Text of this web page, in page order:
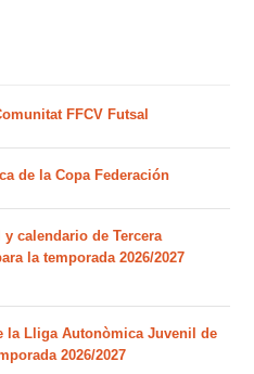
FFCV Futsal
de la Copa Federación
calendario de Tercera
la temporada 2026/2027
la Lliga Autonòmica Juvenil de
2026/2027